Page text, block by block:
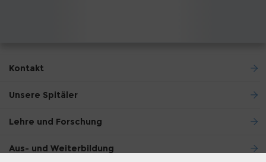
Kontakt
Unsere Spitäler
Lehre und Forschung
Aus- und Weiterbildung